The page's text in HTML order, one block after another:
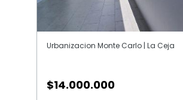
Urbanizacion Monte Carlo | La Ceja
$14.000.000